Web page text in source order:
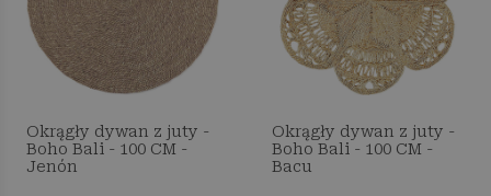
Okrągły dywan z juty -
Boho Bali - 100 CM -
Jenón
Okrągły dywan z juty -
Boho Bali - 100 CM -
Bacu